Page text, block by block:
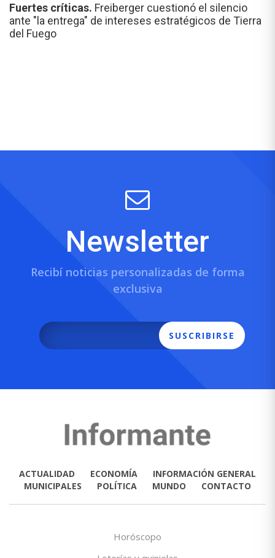
Fuertes críticas. Freiberger cuestionó el silencio
ante "la entrega" de intereses estratégicos de Tierra
del Fuego
Newsletter
Recibí noticias personalizadas de forma
exclusiva
SUSCRIBIRSE
ACTUALIDAD ECONOMÍA
INFORMACIÓN GENERAL
MUNICIPALES
POLÍTICA MUNDO CONTACTO
Horóscopo